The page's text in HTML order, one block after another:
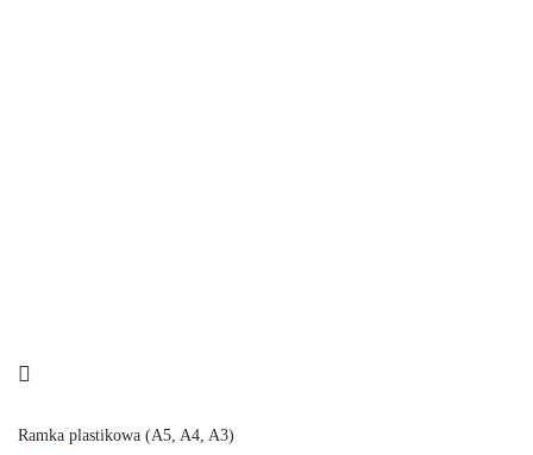
Ramka plastikowa (A5, A4, A3)